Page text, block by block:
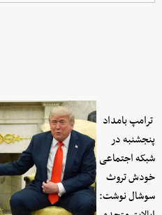
ترامپ بامداد
پنجشنبه در
شبکه اجتماعی
خودش تروث
سوشال نوشت: